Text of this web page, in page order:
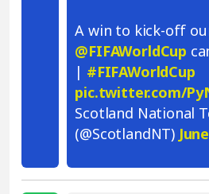
A win to kick-off
@FIFAWorldCup
| #FIFAWorldCup
pic.twitter.com/
Scotland National
(@ScotlandNT)